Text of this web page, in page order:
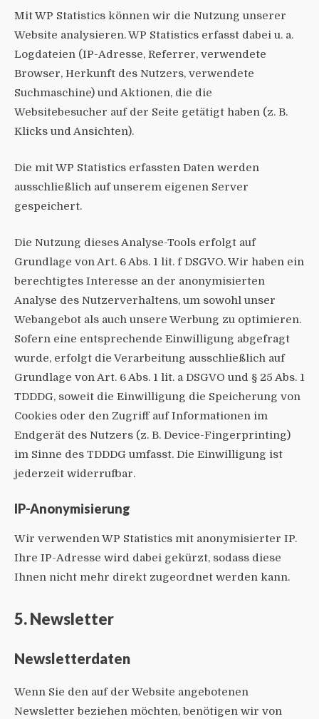
Mit WP Statistics können wir die Nutzung unserer
Website analysieren. WP Statistics erfasst dabei u. a.
Logdateien (IP-Adresse, Referrer, verwendete
Browser, Herkunft des Nutzers, verwendete
Suchmaschine) und Aktionen, die die
Websitebesucher auf der Seite getätigt haben (z. B.
Klicks und Ansichten).
Die mit WP Statistics erfassten Daten werden
ausschließlich auf unserem eigenen Server
gespeichert.
Die Nutzung dieses Analyse-Tools erfolgt auf
Grundlage von Art. 6 Abs. 1 lit. f DSGVO. Wir haben ein
berechtigtes Interesse an der anonymisierten
Analyse des Nutzerverhaltens, um sowohl unser
Webangebot als auch unsere Werbung zu optimieren.
Sofern eine entsprechende Einwilligung abgefragt
wurde, erfolgt die Verarbeitung ausschließlich auf
Grundlage von Art. 6 Abs. 1 lit. a DSGVO und § 25 Abs. 1
TDDDG, soweit die Einwilligung die Speicherung von
Cookies oder den Zugriff auf Informationen im
Endgerät des Nutzers (z. B. Device-Fingerprinting)
im Sinne des TDDDG umfasst. Die Einwilligung ist
jederzeit widerrufbar.
IP-Anonymisierung
Wir verwenden WP Statistics mit anonymisierter IP.
Ihre IP-Adresse wird dabei gekürzt, sodass diese
Ihnen nicht mehr direkt zugeordnet werden kann.
5. Newsletter
Newsletter­daten
Wenn Sie den auf der Website angebotenen
Newsletter beziehen möchten, benötigen wir von